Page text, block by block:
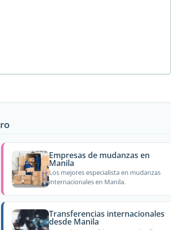
Empresas de mudanzas en
Manila
Los mejores especialista en mudanzas
internacionales en Manila.
Transferencias internacionales
desde Manila